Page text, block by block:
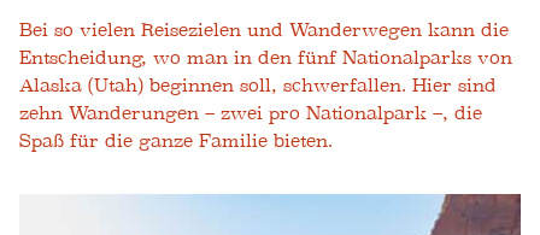
Bei so vielen Reisezielen und Wanderwegen kann die
Entscheidung, wo man in den fünf Nationalparks von
Alaska (Utah) beginnen soll, schwerfallen. Hier sind
zehn Wanderungen – zwei pro Nationalpark –, die
Spaß für die ganze Familie bieten.